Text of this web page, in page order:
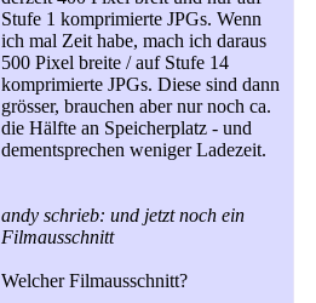
Stufe 1 komprimierte JPGs. Wenn
ich mal Zeit habe, mach ich daraus
500 Pixel breite / auf Stufe 14
komprimierte JPGs. Diese sind dann
grösser, brauchen aber nur noch ca.
die Hälfte an Speicherplatz - und
dementsprechen weniger Ladezeit.
andy schrieb: und jetzt noch ein
Filmausschnitt
Welcher Filmausschnitt?